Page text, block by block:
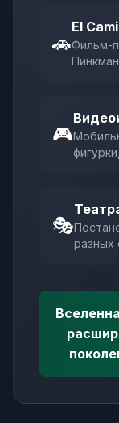
🚗
El
Фильм-
🎮
🎭
разных